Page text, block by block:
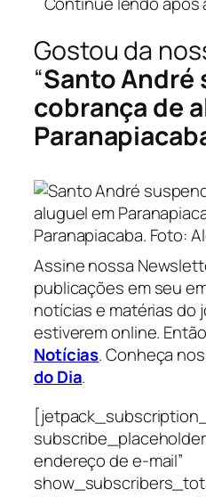
Gostou da
“Santo André
cobrança de
Paranapiacaba. Foto:
Assine nossa
publicações em seu
notícias e matérias do
estiverem online.
Notícias. Conheça
do Dia.
endereço de e-mail”